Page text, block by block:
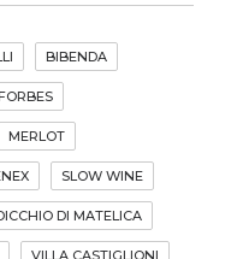
BIBENDA
MERLOT
SLOW WINE
DI MATELICA
VILLA CASTIGLIONI